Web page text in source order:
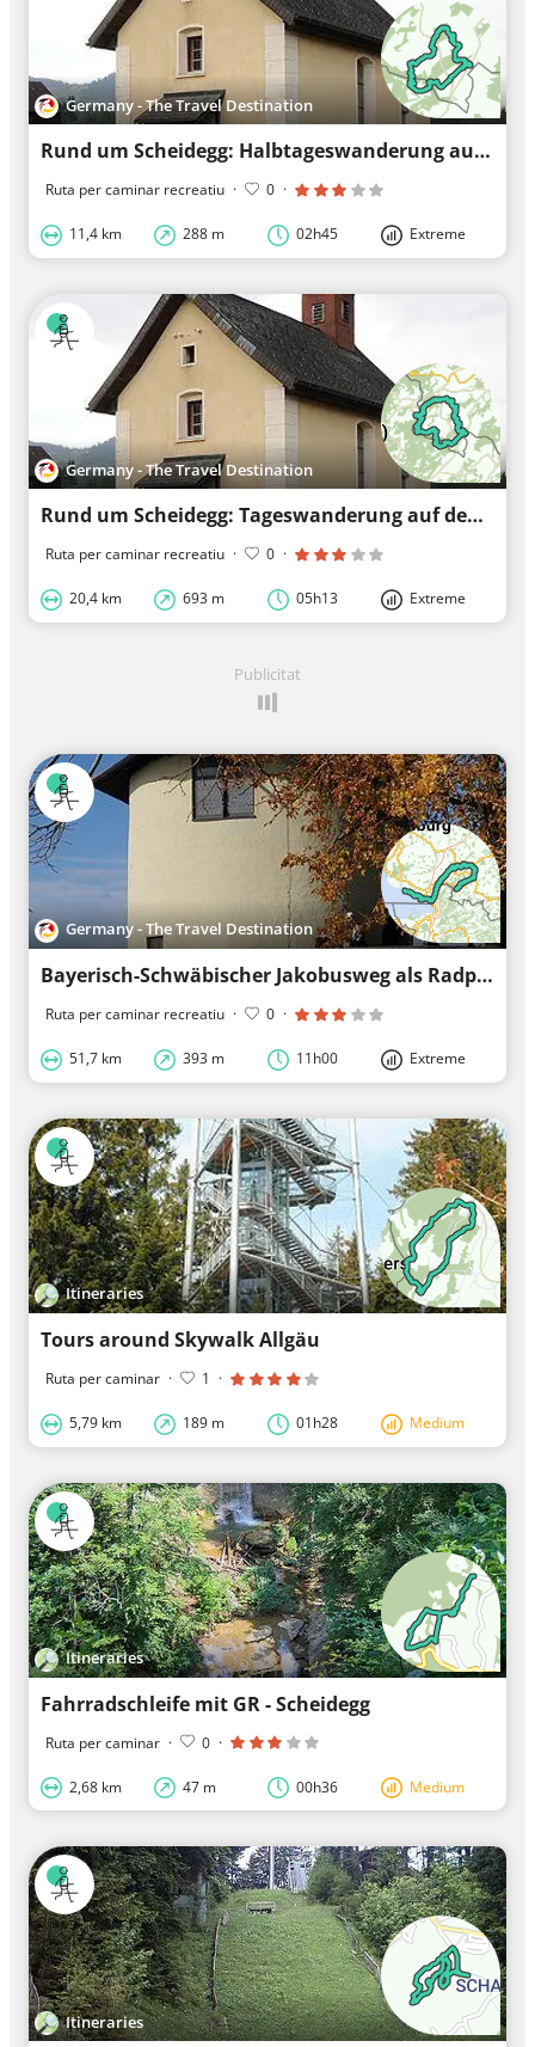
Germany - The Travel Destination
Rund um Scheidegg: Halbtageswanderung auf der Spuren der Eiszeit - Westallgäuer Wasserweg 4
Ruta per caminar recreatiu · 0 ·
11,4 km 288 m 02h45 Extreme
Germany - The Travel Destination
Rund um Scheidegg: Tageswanderung auf den Spuren der Eiszeit - Westallgäuer Wasserweg 3
Ruta per caminar recreatiu · 0 ·
20,4 km 693 m 05h13 Extreme
Publicitat
Germany - The Travel Destination
Bayerisch-Schwäbischer Jakobusweg als Radpilgerweg Scheidegg - Lindau
Ruta per caminar recreatiu · 0 ·
51,7 km 393 m 11h00 Extreme
Itineraries
Tours around Skywalk Allgäu
Ruta per caminar · 1 ·
5,79 km 189 m 01h28 Medium
Itineraries
Fahrradschleife mit GR - Scheidegg
Ruta per caminar · 0 ·
2,68 km 47 m 00h36 Medium
Itineraries